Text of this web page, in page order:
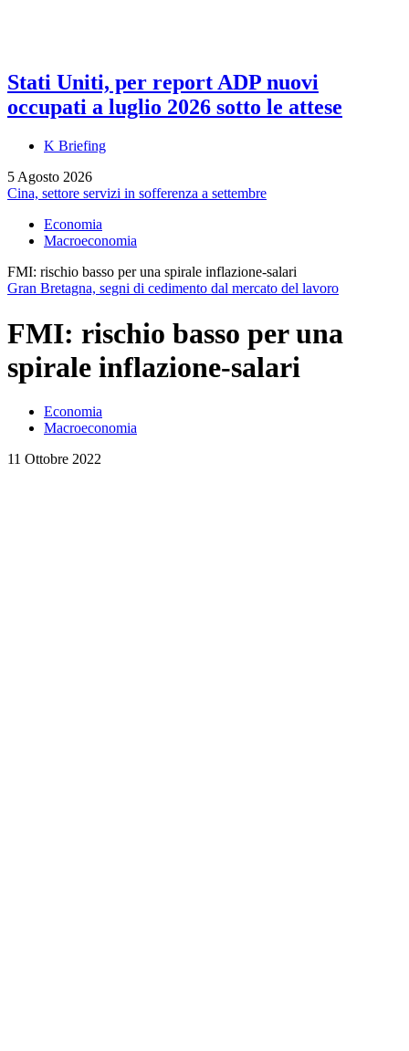
Stati Uniti, per report ADP nuovi
occupati a luglio 2026 sotto le attese
K Briefing
5 Agosto 2026
Cina, settore servizi in sofferenza a settembre
Economia
Macroeconomia
FMI: rischio basso per una spirale inflazione-salari
Gran Bretagna, segni di cedimento dal mercato del lavoro
FMI: rischio basso per una
spirale inflazione-salari
Economia
Macroeconomia
11 Ottobre 2022